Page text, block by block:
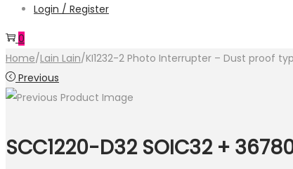
Login / Register
0
Home/Lain Lain/KI1232-2 Photo Interrupter – Dust proof
Previous
SCC1220-D32 SOIC32 +